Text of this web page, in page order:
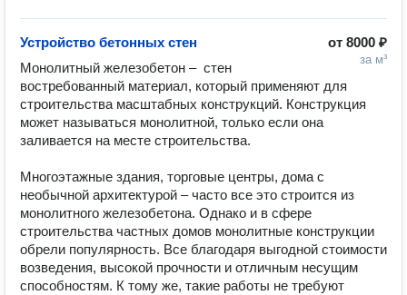
от 8000 ₽
за м³
Устройство бетонных стен
Монолитный железобетон –  стен
востребованный материал, который применяют для
строительства масштабных конструкций. Конструкция
может называться монолитной, только если она
заливается на месте строительства.
Многоэтажные здания, торговые центры, дома с
необычной архитектурой – часто все это строится из
монолитного железобетона. Однако и в сфере
строительства частных домов монолитные конструкции
обрели популярность. Все благодаря выгодной стоимости
возведения, высокой прочности и отличным несущим
способностям. К тому же, такие работы не требуют